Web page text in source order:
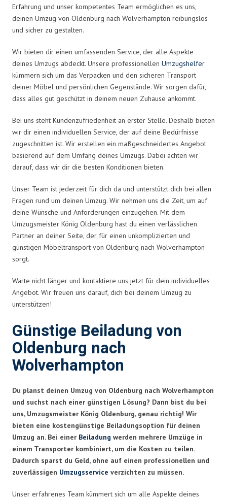
Erfahrung und unser kompetentes Team ermöglichen es uns,
deinen Umzug von Oldenburg nach Wolverhampton reibungslos
und sicher zu gestalten.
Wir bieten dir einen umfassenden Service, der alle Aspekte
deines Umzugs abdeckt. Unsere professionellen Umzugshelfer
kümmern sich um das Verpacken und den sicheren Transport
deiner Möbel und persönlichen Gegenstände. Wir sorgen dafür,
dass alles gut geschützt in deinem neuen Zuhause ankommt.
Bei uns steht Kundenzufriedenheit an erster Stelle. Deshalb bieten
wir dir einen individuellen Service, der auf deine Bedürfnisse
zugeschnitten ist. Wir erstellen ein maßgeschneidertes Angebot
basierend auf dem Umfang deines Umzugs. Dabei achten wir
darauf, dass wir dir die besten Konditionen bieten.
Unser Team ist jederzeit für dich da und unterstützt dich bei allen
Fragen rund um deinen Umzug. Wir nehmen uns die Zeit, um auf
deine Wünsche und Anforderungen einzugehen. Mit dem
Umzugsmeister König Oldenburg hast du einen verlässlichen
Partner an deiner Seite, der für einen unkomplizierten und
günstigen Möbeltransport von Oldenburg nach Wolverhampton
sorgt.
Warte nicht länger und kontaktiere uns jetzt für dein individuelles
Angebot. Wir freuen uns darauf, dich bei deinem Umzug zu
unterstützen!
Günstige Beiladung von
Oldenburg nach
Wolverhampton
Du planst deinen Umzug von Oldenburg nach Wolverhampton
und suchst nach einer günstigen Lösung? Dann bist du bei
uns, Umzugsmeister König Oldenburg, genau richtig! Wir
bieten eine kostengünstige Beiladungsoption für deinen
Umzug an. Bei einer Beiladung werden mehrere Umzüge in
einem Transporter kombiniert, um die Kosten zu teilen.
Dadurch sparst du Geld, ohne auf einen professionellen und
zuverlässigen Umzugsservice verzichten zu müssen.
Unser erfahrenes Team kümmert sich um alle Aspekte deines